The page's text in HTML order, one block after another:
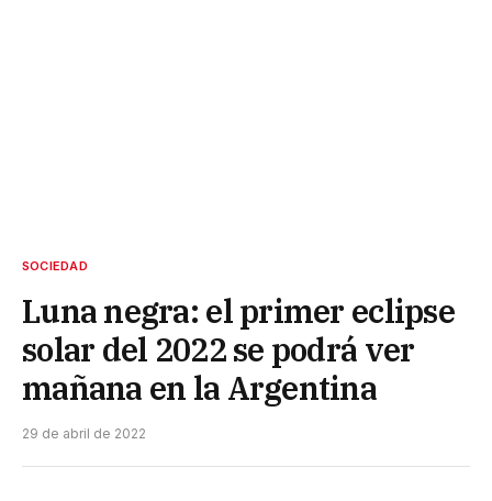
SOCIEDAD
Luna negra: el primer eclipse
solar del 2022 se podrá ver
mañana en la Argentina
29 de abril de 2022